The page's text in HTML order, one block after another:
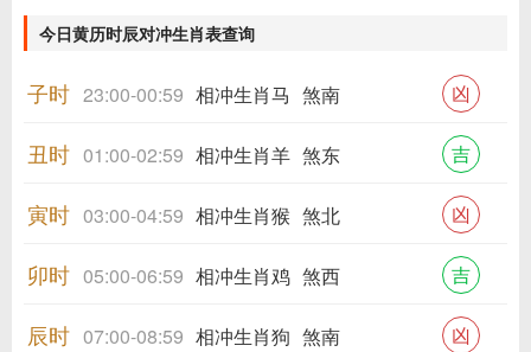
今日黄历时辰对冲生肖表查询
子时 23:00-00:59 相冲生肖马 煞南 凶
丑时 01:00-02:59 相冲生肖羊 煞东 吉
寅时 03:00-04:59 相冲生肖猴 煞北 凶
卯时 05:00-06:59 相冲生肖鸡 煞西 吉
辰时 07:00-08:59 相冲生肖狗 煞南 凶